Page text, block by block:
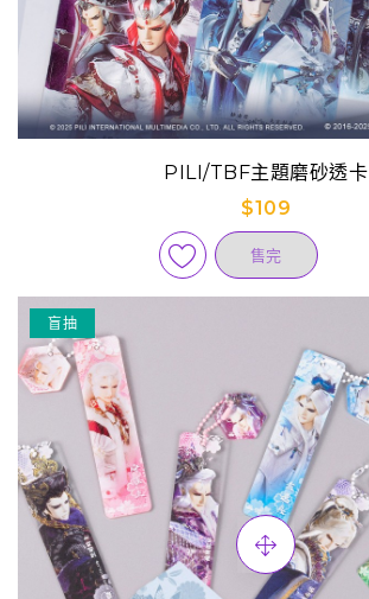
PILI/TBF主題磨砂透卡
$109
售完
盲抽